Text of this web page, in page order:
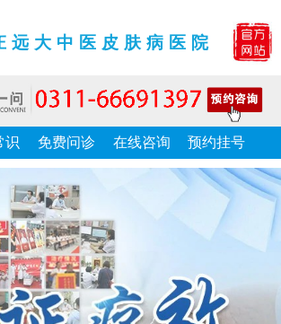
远大中医皮肤病医院
识 免费问诊 在线咨询 预约挂号